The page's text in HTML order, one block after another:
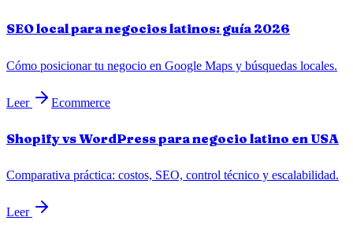
SEO local para negocios latinos: guía 2026
Cómo posicionar tu negocio en Google Maps y búsquedas locales.
Leer Ecommerce
Shopify vs WordPress para negocio latino en USA
Comparativa práctica: costos, SEO, control técnico y escalabilidad.
Leer